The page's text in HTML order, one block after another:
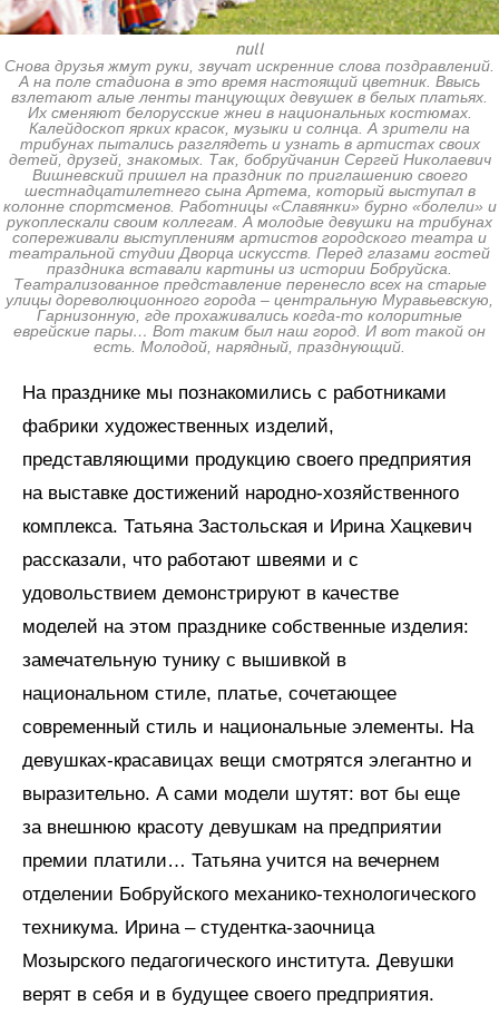
null
Снова друзья жмут руки, звучат искренние слова поздравлений.
А на поле стадиона в это время настоящий цветник. Ввысь
взлетают алые ленты танцующих девушек в белых платьях.
Их сменяют белорусские жнеи в национальных костюмах.
Калейдоскоп ярких красок, музыки и солнца. А зрители на
трибунах пытались разглядеть и узнать в артистах своих
детей, друзей, знакомых. Так, бобруйчанин Сергей Николаевич
Вишневский пришел на праздник по приглашению своего
шестнадцатилетнего сына Артема, который выступал в
колонне спортсменов. Работницы «Славянки» бурно «болели» и
рукоплескали своим коллегам. А молодые девушки на трибунах
сопереживали выступлениям артистов городского театра и
театральной студии Дворца искусств. Перед глазами гостей
праздника вставали картины из истории Бобруйска.
Театрализованное представление перенесло всех на старые
улицы дореволюционного города – центральную Муравьевскую,
Гарнизонную, где прохаживались когда-то колоритные
еврейские пары… Вот таким был наш город. И вот такой он
есть. Молодой, нарядный, празднующий.
На празднике мы познакомились с работниками
фабрики художественных изделий,
представляющими продукцию своего предприятия
на выставке достижений народно-хозяйственного
комплекса. Татьяна Застольская и Ирина Хацкевич
рассказали, что работают швеями и с
удовольствием демонстрируют в качестве
моделей на этом празднике собственные изделия:
замечательную тунику с вышивкой в
национальном стиле, платье, сочетающее
современный стиль и национальные элементы. На
девушках-красавицах вещи смотрятся элегантно и
выразительно. А сами модели шутят: вот бы еще
за внешнюю красоту девушкам на предприятии
премии платили… Татьяна учится на вечернем
отделении Бобруйского механико-технологического
техникума. Ирина – студентка-заочница
Мозырского педагогического института. Девушки
верят в себя и в будущее своего предприятия.